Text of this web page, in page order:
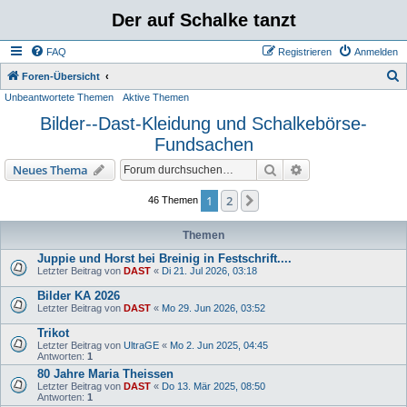
Der auf Schalke tanzt
FAQ Anmelden
Registrieren
Foren-Übersicht
Unbeantwortete Themen Aktive Themen
Bilder--Dast-Kleidung und Schalkebörse-
Fundsachen
Neues Thema Suche
46 Themen 1 2
Themen
Juppie und Horst bei Breinig in Festschrift....
Letzter Beitrag von DAST « Di 21. Jul 2026, 03:18
Bilder KA 2026
Letzter Beitrag von DAST « Mo 29. Jun 2026, 03:52
Trikot
Letzter Beitrag von UltraGE « Mo 2. Jun 2025, 04:45
Antworten: 1
80 Jahre Maria Theissen
Letzter Beitrag von DAST « Do 13. Mär 2025, 08:50
Antworten: 1